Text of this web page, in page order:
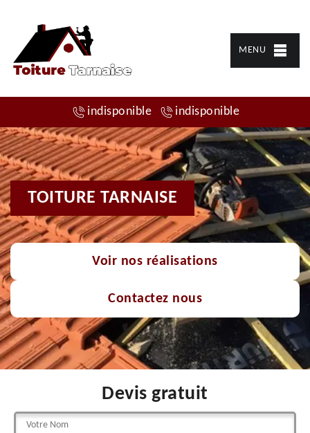
MENU
indisponible indisponible
TOITURE TARNAISE
Voir nos réalisations
Contactez nous
Devis gratuit